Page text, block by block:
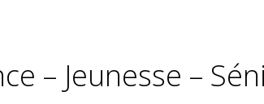
– Jeunesse –